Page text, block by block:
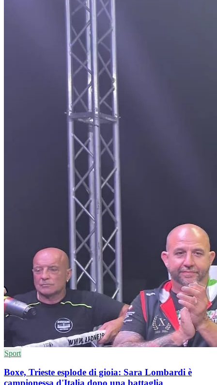
Sport
Boxe, Trieste esplode di gioia: Sara Lombardi è
campionessa d'Italia dopo una battaglia